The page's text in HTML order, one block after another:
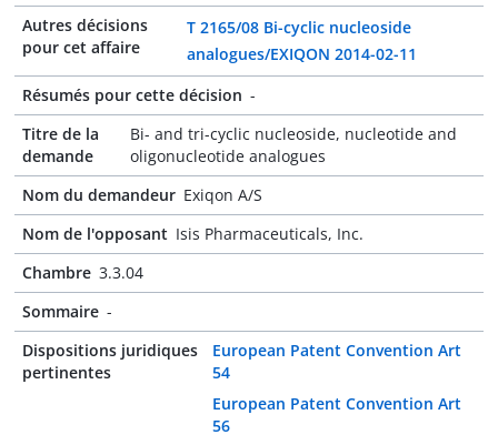
Autres décisions
pour cet affaire
T 2165/08 Bi-cyclic nucleoside
analogues/EXIQON 2014-02-11
Résumés pour cette décision -
Titre de la
demande
Bi- and tri-cyclic nucleoside, nucleotide and
oligonucleotide analogues
Nom du demandeur Exiqon A/S
Nom de l'opposant Isis Pharmaceuticals, Inc.
Chambre 3.3.04
Sommaire -
Dispositions juridiques
pertinentes
European Patent Convention Art
54
European Patent Convention Art
56